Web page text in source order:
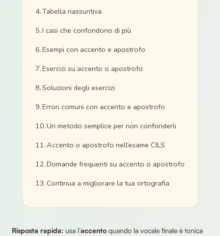
Tabella riassuntiva
I casi che confondono di più
Esempi con accento e apostrofo
Esercizi su accento o apostrofo
Soluzioni degli esercizi
Errori comuni con accento e apostrofo
Un metodo semplice per non confonderli
Accento o apostrofo nell’esame CILS
Domande frequenti su accento o apostrofo
Continua a migliorare la tua ortografia
Risposta rapida: usa l’accento quando la vocale finale è tonica